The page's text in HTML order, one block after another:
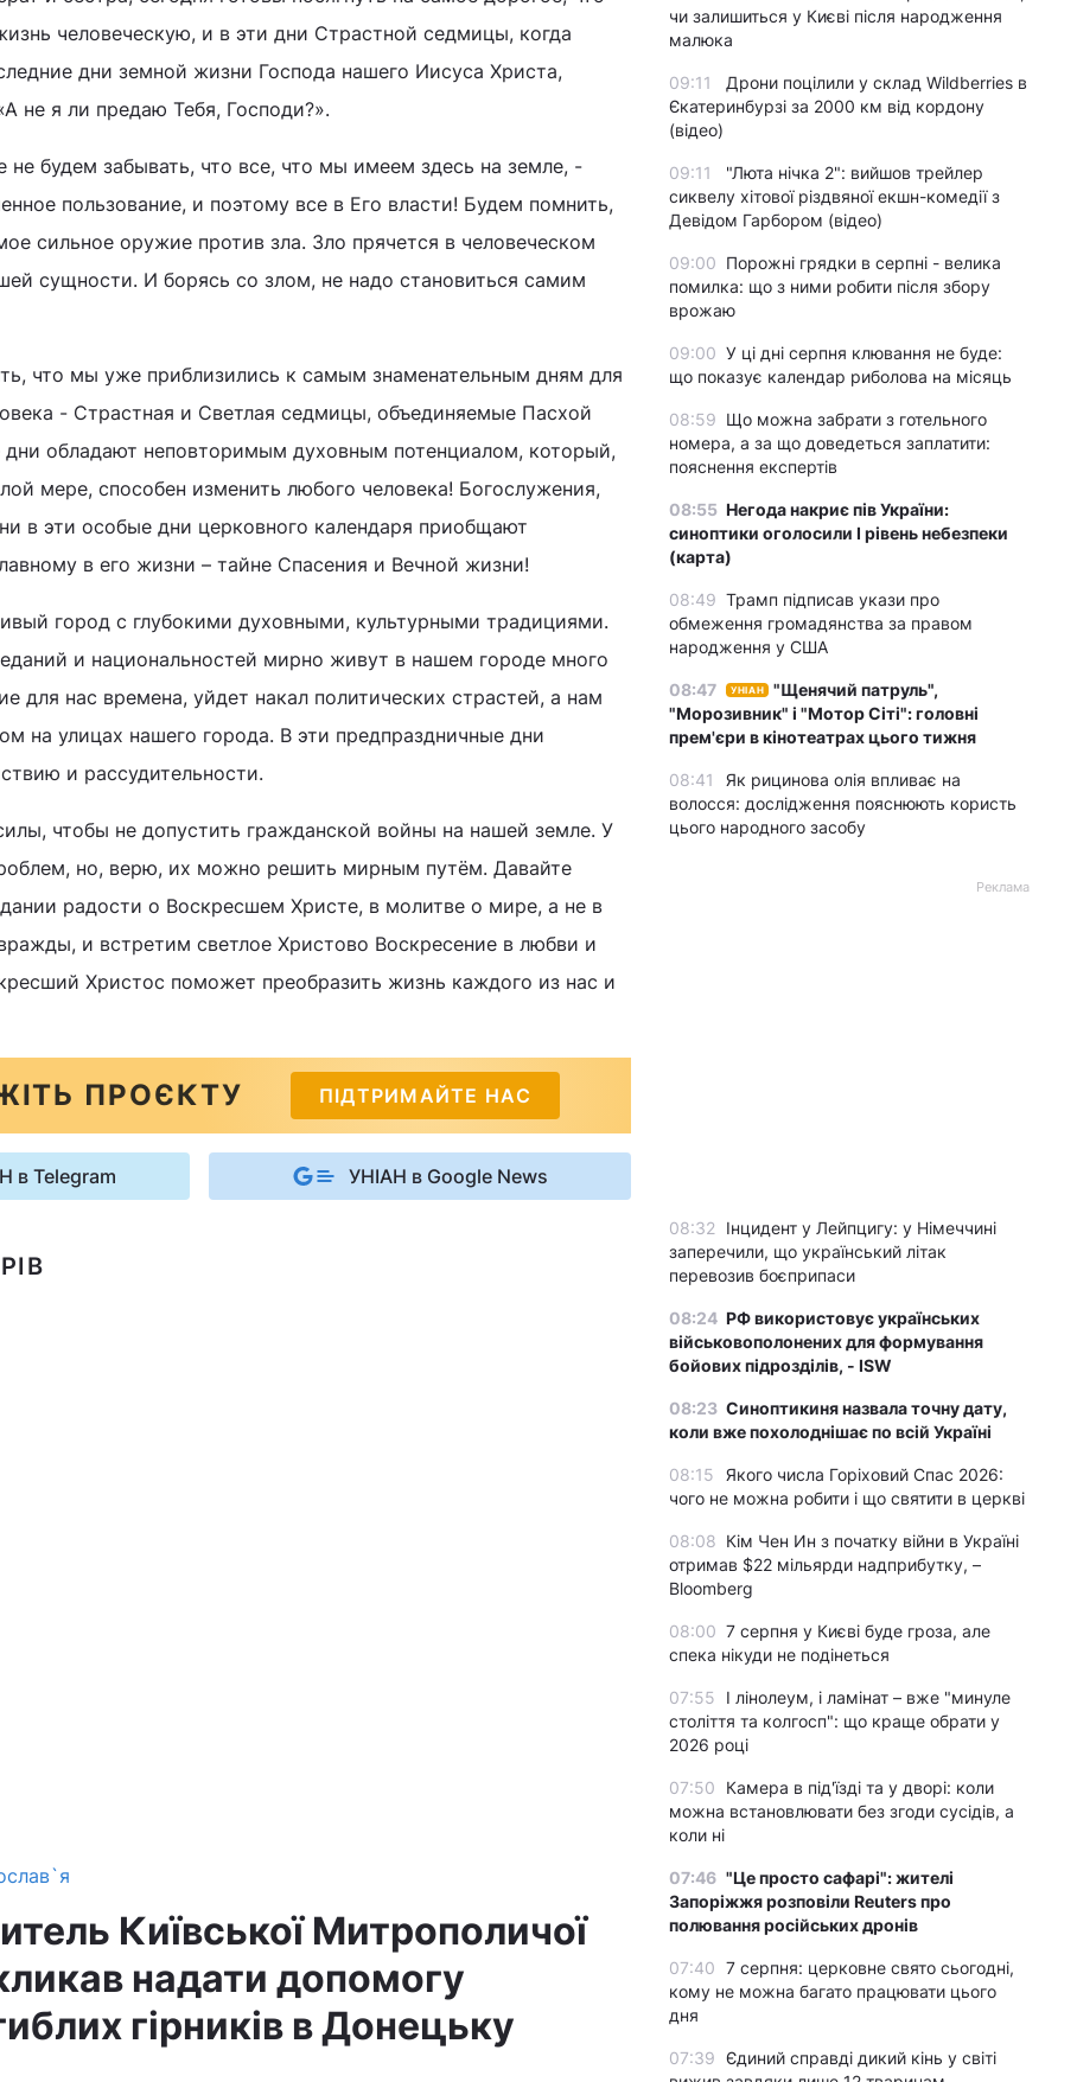
человеческую, и в эти дни Страстной седмицы, когда
дни земной жизни Господа нашего Иисуса Христа,
не я ли предаю Тебя, Господи?».
не будем забывать, что все, что мы имеем здесь на земле, -
пользование, и поэтому все в Его власти! Будем помнить,
сильное оружие против зла. Зло прячется в человеческом
сущности. И борясь со злом, не надо становиться самим
что мы уже приблизились к самым знаменательным дням для
- Страстная и Светлая седмицы, объединяемые Пасхой
дни обладают неповторимым духовным потенциалом, который,
мере, способен изменить любого человека! Богослужения,
в эти особые дни церковного календаря приобщают
в его жизни – тайне Спасения и Вечной жизни!
город с глубокими духовными, культурными традициями.
и национальностей мирно живут в нашем городе много
для нас времена, уйдет накал политических страстей, а нам
на улицах нашего города. В эти предпраздничные дни
и рассудительности.
чтобы не допустить гражданской войны на нашей земле. У
но, верю, их можно решить мирным путём. Давайте
радости о Воскресшем Христе, в молитве о мире, а не в
и встретим светлое Христово Воскресение в любви и
Христос поможет преобразить жизнь каждого из нас и
ПРОЄКТУ ПІДТРИМАЙТЕ НАС
в Telegram УНІАН в Google News
Київської Митрополичої
надати допомогу
гірників в Донецьку
чи залишиться у Києві після народження
малюка
09:11
Дрони поцілили у склад Wildberries в
Єкатеринбурзі за 2000 км від кордону
(відео)
09:11
"Люта нічка 2": вийшов трейлер
сиквелу хітової різдвяної екшн-комедії з
Девідом Гарбором (відео)
09:00 Порожні грядки в серпні - велика
помилка: що з ними робити після збору
врожаю
09:00 У ці дні серпня клювання не буде:
що показує календар риболова на місяць
08:59 Що можна забрати з готельного
номера, а за що доведеться заплатити:
пояснення експертів
08:55 Негода накриє пів України:
синоптики оголосили І рівень небезпеки
(карта)
08:49 Трамп підписав укази про
обмеження громадянства за правом
народження у США
08:47 УНІАН
"Щенячий патруль",
"Морозивник" і "Мотор Сіті": головні
прем'єри в кінотеатрах цього тижня
08:41
Як рицинова олія впливає на
волосся: дослідження пояснюють користь
цього народного засобу
Реклама
08:32
Інцидент у Лейпцигу: у Німеччині
заперечили, що український літак
перевозив боєприпаси
08:24 РФ використовує українських
військовополонених для формування
бойових підрозділів, - ISW
08:23 Синоптикиня назвала точну дату,
коли вже похолоднішає по всій Україні
08:15
Якого числа Горіховий Спас 2026:
чого не можна робити і що святити в церкві
08:08 Кім Чен Ин з початку війни в Україні
отримав $22 мільярди надприбутку, –
Bloomberg
08:00 7 серпня у Києві буде гроза, але
спека нікуди не подінеться
07:55
І лінолеум, і ламінат – вже "минуле
століття та колгосп": що краще обрати у
2026 році
07:50
Камера в під'їзді та у дворі: коли
можна встановлювати без згоди сусідів, а
коли ні
07:46 "Це просто сафарі": жителі
Запоріжжя розповіли Reuters про
полювання російських дронів
07:40 7 серпня: церковне свято сьогодні,
кому не можна багато працювати цього
дня
07:39 Єдиний справді дикий кінь у світі